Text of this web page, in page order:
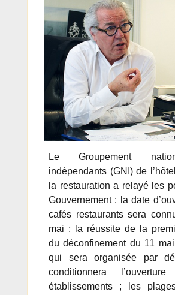
Le Groupement
indépendants (GNI) de
la restauration a relayé les
Gouvernement : la date
cafés restaurants sera
mai ; la réussite de la
du déconfinement du 11
qui sera organisée par
conditionnera
établissements ; les